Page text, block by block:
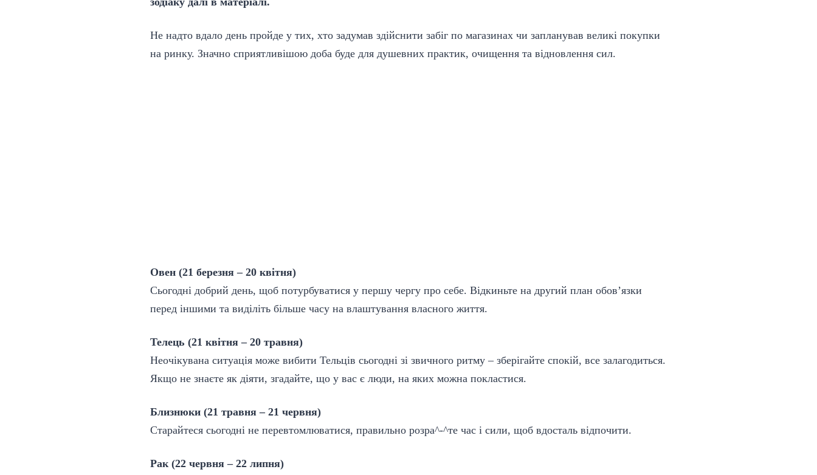
Не надто вдало день пройде у тих, хто задумав здійснити забіг по магазинах чи запланував великі покупки
на ринку. Значно сприятливішою доба буде для душевних практик, очищення та відновлення сил.
Овен (21 березня – 20 квітня)
Сьогодні добрий день, щоб потурбуватися у першу чергу про себе. Відкиньте на другий план обов’язки
перед іншими та виділіть більше часу на влаштування власного життя.
Телець (21 квітня – 20 травня)
Неочікувана ситуація може вибити Тельців сьогодні зі звичного ритму – зберігайте спокій, все залагодиться.
Якщо не знаєте як діяти, згадайте, що у вас є люди, на яких можна покластися.
Близнюки (21 травня – 21 червня)
Старайтеся сьогодні не перевтомлюватися, правильно розра^-^те час і сили, щоб вдосталь відпочити.
Рак (22 червня – 22 липня)